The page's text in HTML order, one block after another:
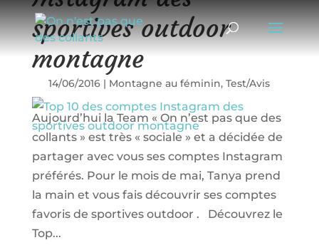
sportives outdoor
montagne
14/06/2016 | Montagne au féminin,Test/Avis
Aujourd’hui la Team « On n’est pas que des
collants » est très « sociale » et a décidée de
partager avec vous ses comptes Instagram
préférés. Pour le mois de mai, Tanya prend
la main et vous fais découvrir ses comptes
favoris de sportives outdoor . Découvrez le
Top...